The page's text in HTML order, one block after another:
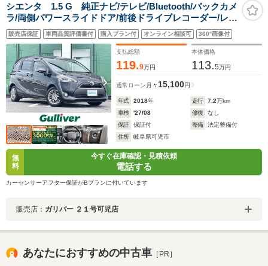
シエンタ 1.5 G 純正ナビ/テレビ/Bluetooth/バックカメ
ラ/両側パワースライドドア/前後ドライブレコーダー/レー
ンキープアシスト/衝突軽減システム/LEDヘッドライト/オ
ートライト/オートマチックハイビーム
販売店保証 車両品質評価書付 購入プラン付 オンライン相談可 360°画像付
支払総額
119.9万円
本体価格
113.5万円
通常ローン 月々 15,100円
年式 2018年 走行 7.2万km
車検
'27/08 修復
なし
保証
保証付 整備
法定整備付
住所
岐阜県可児市
無
料
今すぐ在庫確認・見積依頼
電話する
カーセンサーアフター保証がBプランに付いています
販売店： ガリバー ２１号可児店
あなたにおすすめの中古車 ［PR］